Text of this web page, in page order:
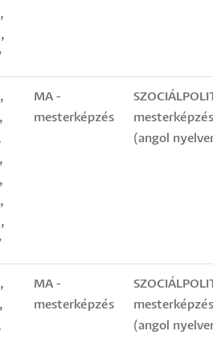
MA -
mesterképzés
(angol
MA -
mesterképzés
(angol